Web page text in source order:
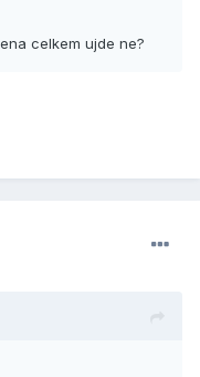
celkem ujde ne?